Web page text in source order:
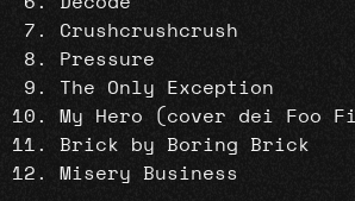
Crushcrushcrush
Pressure
The Only Exception
My Hero (cover dei Foo
Brick by Boring Brick
Misery Business